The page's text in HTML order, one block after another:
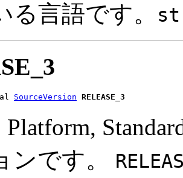
る言語です。
SourceVersion RELEASE_3
Platform,
ンです。